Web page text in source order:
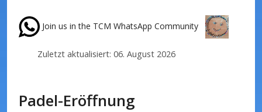
Join us in the TCM WhatsApp Community
Zuletzt aktualisiert: 06. August 2026
Padel-Eröffnung